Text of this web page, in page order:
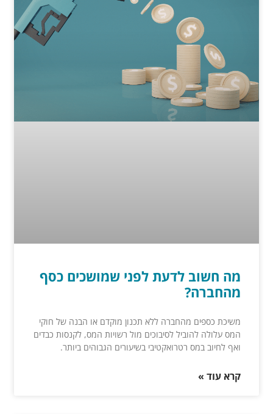
מה חשוב לדעת לפני שמושכים כסף
מהחברה?
משיכת כספים מהחברה ללא תכנון מוקדם או הבנה של חוקי
המס עלולה להוביל לסיבוכים מול רשויות המס, לקנסות כבדים
ואף לחיוב במס רטרואקטיבי בשיעורים הגבוהים ביותר.
קרא עוד »